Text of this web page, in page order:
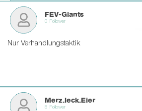
FEV-Giants
0 Follower
Nur Verhandlungstaktik
Merz.leck.Eier
8 Follower